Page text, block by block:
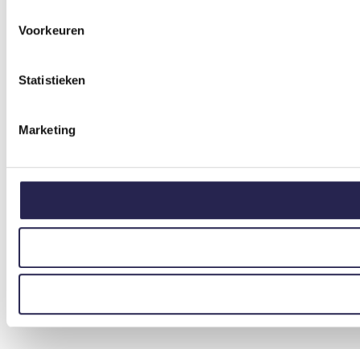
Voorkeuren
Statistieken
Marketing